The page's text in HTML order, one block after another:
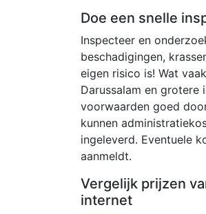
Doe een snelle
Inspecteer en
beschadigingen,
eigen risico is! Wat
Darussalam en
voorwaarden goed
kunnen
ingeleverd. Eventuele
aanmeldt.
Vergelijk prijzen
internet